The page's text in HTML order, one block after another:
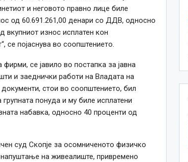
и неговото правно лице биле
од 60.691.261,00 денари со ДДВ, односно
вкупниот износ исплатен кон
се појаснува во соопштението.
се јавило во постапка за јавна
и заеднички работи на Владата на
стои во соопштението, бил
понуда и му биле исплатени
набавка, односно 40 проценти од
суд Скопје за осомниченото физичко
на живеалиште, привремено